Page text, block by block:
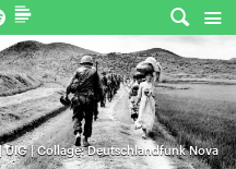
UIG | Collage: Deutschlandfunk Nova